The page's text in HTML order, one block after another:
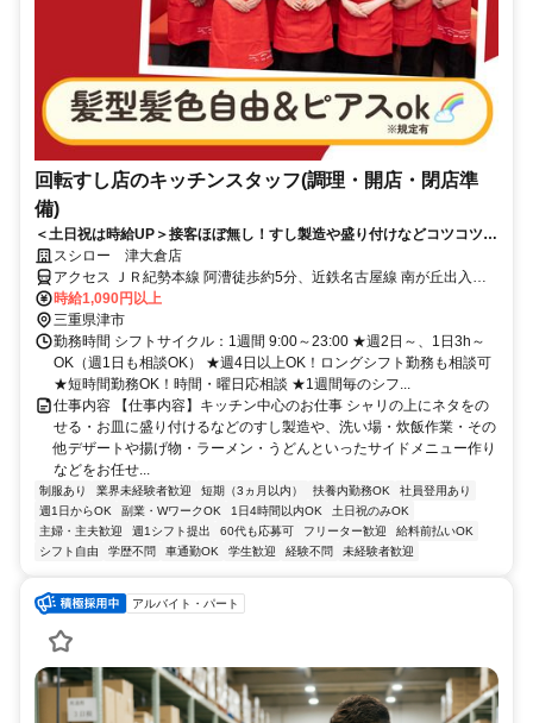
回転すし店のキッチンスタッフ(調理・開店・閉店準
備)
＜土日祝は時給UP＞接客ほぼ無し！すし製造や盛り付けなどコツコツ働
けるスシロー 津大倉店
アクセス ＪＲ紀勢本線 阿漕徒歩約5分、近鉄名古屋線 南が丘出入口1
徒歩約23分、近鉄名古屋線 津新町徒歩約28分
時給1,090円以上
三重県津市
勤務時間 シフトサイクル：1週間 9:00～23:00 ★週2日～、1日3h～
OK（週1日も相談OK） ★週4日以上OK！ロングシフト勤務も相談可
★短時間勤務OK！時間・曜日応相談 ★1週間毎のシフ...
仕事内容 【仕事内容】キッチン中心のお仕事 シャリの上にネタをの
せる・お皿に盛り付けるなどのすし製造や、洗い場・炊飯作業・その
他デザートや揚げ物・ラーメン・うどんといったサイドメニュー作り
などをお任せ...
制服あり 業界未経験者歓迎 短期（3ヵ月以内） 扶養内勤務OK
社員登用あり
週1日からOK
副業・WワークOK 1日4時間以内OK
土日祝のみOK
主婦・主夫歓迎
週1シフト提出 60代も応募可 フリーター歓迎
給料前払いOK
シフト自由
学歴不問 車通勤OK 学生歓迎 経験不問 未経験者歓迎
アルバイト・パート